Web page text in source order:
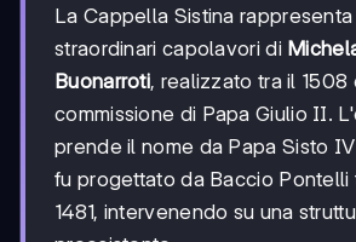
La Cappella Sistina
straordinari capolavori di
Buonarroti, realizzato tra il 1508
commissione di Papa Giulio II.
prende il nome da Papa Sisto
fu progettato da Baccio Pontelli
1481, intervenendo su una